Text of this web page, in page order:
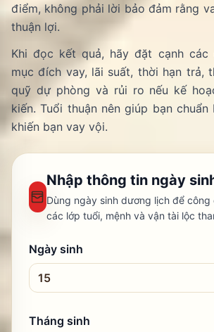
điểm, không phải lời bảo đảm rằng
thuận lợi.
Khi đọc kết quả, hãy đặt cạnh
mục đích vay, lãi suất, thời hạn trả,
quỹ dự phòng và rủi ro nếu kế
kiến. Tuổi thuận nên giúp bạn
khiến bạn vay vội.
Nhập thông tin ngày
Dùng ngày sinh dương lịch để công
các lớp tuổi, mệnh và vận tài lộc
Ngày sinh
Tháng sinh